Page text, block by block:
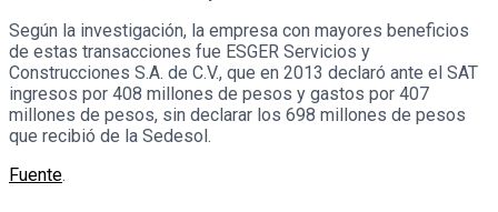
Según la investigación, la empresa con mayores beneficios
de estas transacciones fue ESGER Servicios y
Construcciones S.A. de C.V., que en 2013 declaró ante el SAT
ingresos por 408 millones de pesos y gastos por 407
millones de pesos, sin declarar los 698 millones de pesos
que recibió de la Sedesol.
Fuente.